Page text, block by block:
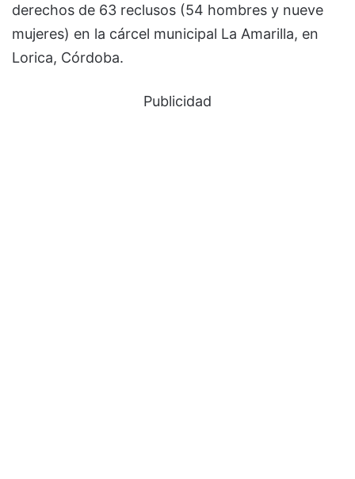
derechos de 63 reclusos (54 hombres y nueve
mujeres) en la cárcel municipal La Amarilla, en
Lorica, Córdoba.
Publicidad